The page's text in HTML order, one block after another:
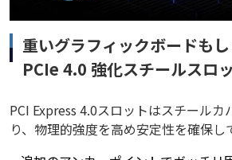
重いグラフィックボードもし
PCIe 4.0 強化スチールスロ
PCI Express 4.0スロットはスチールカ
り、物理的強度を高め安定性を確保し